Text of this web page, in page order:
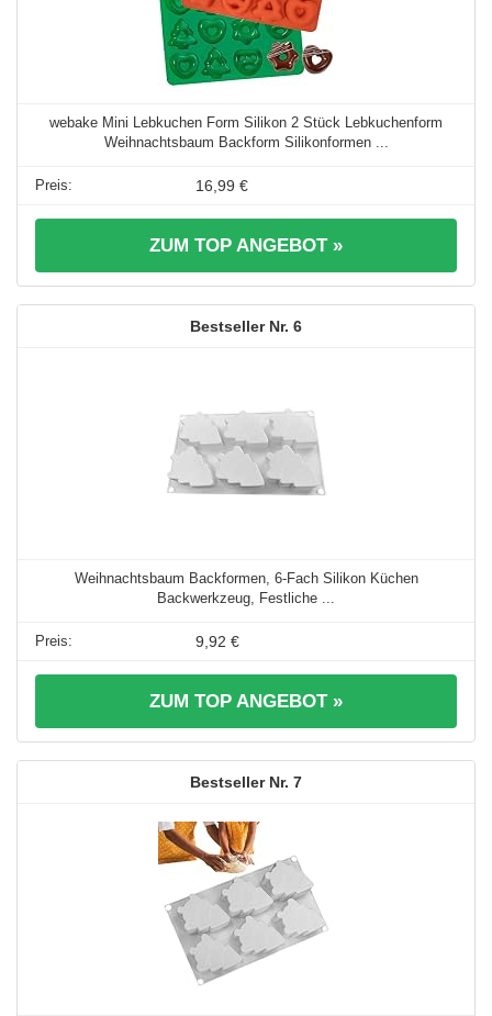
webake Mini Lebkuchen Form Silikon 2 Stück Lebkuchenform
Weihnachtsbaum Backform Silikonformen ...
16,99 €
ZUM TOP ANGEBOT »
6
Weihnachtsbaum Backformen, 6-Fach Silikon Küchen
Backwerkzeug, Festliche ...
9,92 €
ZUM TOP ANGEBOT »
7